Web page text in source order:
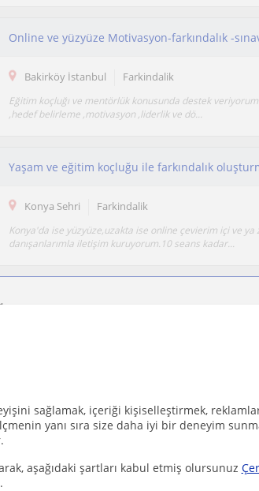
sağlamak, içeriği kişiselleştirmek,
yanı sıra size daha iyi bir deneyim
aşağıdaki şartları kabul etmiş olursunuz
.
Online ve yüzyüze Motivasyon-farkındalık -
Bakirköy İstanbul Farkindalik
Eğitim koçluğı ve mentörlük konusunda destek
,hedef belirleme ,motivasyon ,liderlik ve dö...
Yaşam ve eğitim koçluğu ile farkındalık
Konya Sehri Farkindalik
Konya'da ise yüzyüze,uzakta ise online çevierim içi ve ya
danışanlarımla iletişim kuruyorum.10 seans kadar...
öğretmenlerin seninle iletişime geçmesini sağla
Çevrimiçi dersler Farkindalik